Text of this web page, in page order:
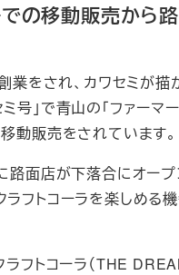
の移動販売から
業をされ、カワセミが描
号」で青山の「ファーマ
動販売をされています。
路面店が下落合にオープ
ラフトコーラを楽しめる
ラフトコーラ（THE